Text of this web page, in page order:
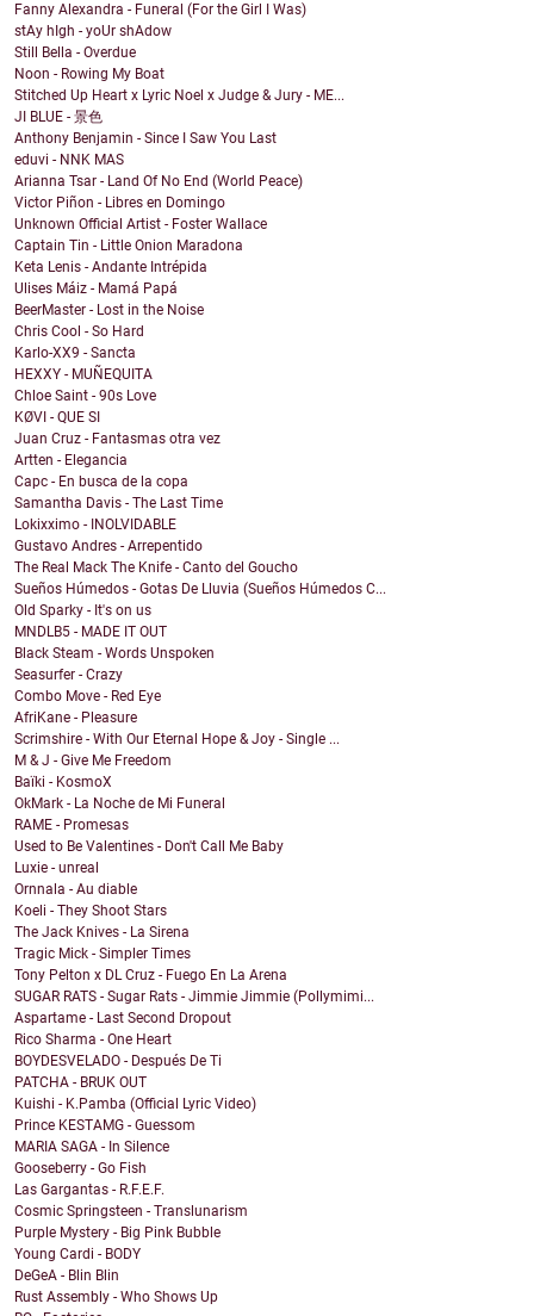
Fanny Alexandra - Funeral (For the Girl I Was)
stAy hIgh - yoUr shAdow
Still Bella - Overdue
Noon - Rowing My Boat
Stitched Up Heart x Lyric Noel x Judge & Jury - ME...
JI BLUE - 景色
Anthony Benjamin - Since I Saw You Last
eduvi - NNK MAS
Arianna Tsar - Land Of No End (World Peace)
Victor Piñon - Libres en Domingo
Unknown Official Artist - Foster Wallace
Captain Tin - Little Onion Maradona
Keta Lenis - Andante Intrépida
Ulises Máiz - Mamá Papá
BeerMaster - Lost in the Noise
Chris Cool - So Hard
Karlo-XX9 - Sancta
HEXXY - MUÑEQUITA
Chloe Saint - 90s Love
KØVI - QUE SI
Juan Cruz - Fantasmas otra vez
Artten - Elegancia
Capc - En busca de la copa
Samantha Davis - The Last Time
Lokixximo - INOLVIDABLE
Gustavo Andres - Arrepentido
The Real Mack The Knife - Canto del Goucho
Sueños Húmedos - Gotas De Lluvia (Sueños Húmedos C...
Old Sparky - It's on us
MNDLB5 - MADE IT OUT
Black Steam - Words Unspoken
Seasurfer - Crazy
Combo Move - Red Eye
AfriKane - Pleasure
Scrimshire - With Our Eternal Hope & Joy - Single ...
M & J - Give Me Freedom
Baïki - KosmoX
OkMark - La Noche de Mi Funeral
RAME - Promesas
Used to Be Valentines - Don't Call Me Baby
Luxie - unreal
Ornnala - Au diable
Koeli - They Shoot Stars
The Jack Knives - La Sirena
Tragic Mick - Simpler Times
Tony Pelton x DL Cruz - Fuego En La Arena
SUGAR RATS - Sugar Rats - Jimmie Jimmie (Pollymimi...
Aspartame - Last Second Dropout
Rico Sharma - One Heart
BOYDESVELADO - Después De Ti
PATCHA - BRUK OUT
Kuishi - K.Pamba (Official Lyric Video)
Prince KESTAMG - Guessom
MARIA SAGA - In Silence
Gooseberry - Go Fish
Las Gargantas - R.F.E.F.
Cosmic Springsteen - Translunarism
Purple Mystery - Big Pink Bubble
Young Cardi - BODY
DeGeA - Blin Blin
Rust Assembly - Who Shows Up